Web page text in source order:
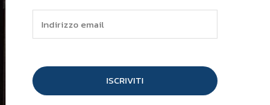
ISCRIVITI